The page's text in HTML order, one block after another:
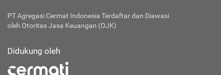
PT Agregasi Cermat Indonesia Terdaftar dan Diawasi
oleh Otoritas Jasa Keuangan (OJK)
Didukung oleh